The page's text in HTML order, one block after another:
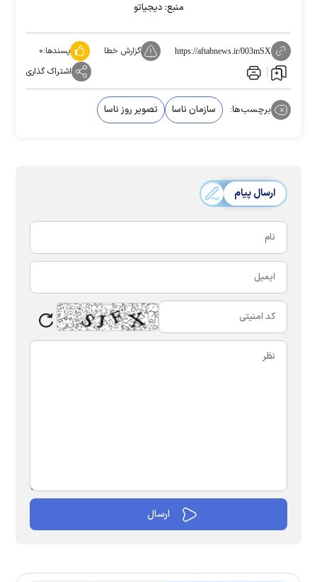
منبع: دیجیاتو
https://aftabnews.ir/003mSX گزارش خطا پسندها:۰
اشتراک گذاری
برچسب‌ها: سازمان ناسا تصویر روز ناسا
ارسال پیام